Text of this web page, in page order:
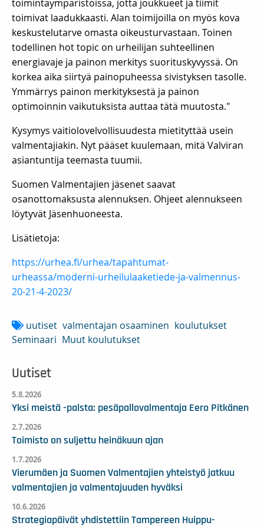
toimintaympäristöissä, jotta joukkueet ja tiimit
toimivat laadukkaasti. Alan toimijoilla on myös kova
keskustelutarve omasta oikeusturvastaan. Toinen
todellinen hot topic on urheilijan suhteellinen
energiavaje ja painon merkitys suorituskyvyssä. On
korkea aika siirtyä painopuheessa sivistyksen tasolle.
Ymmärrys painon merkityksestä ja painon
optimoinnin vaikutuksista auttaa tätä muutosta."
Kysymys vaitiolovelvollisuudesta mietityttää usein
valmentajiakin. Nyt pääset kuulemaan, mitä Valviran
asiantuntija teemasta tuumii.
Suomen Valmentajien jäsenet saavat
osanottomaksusta alennuksen. Ohjeet alennukseen
löytyvät Jäsenhuoneesta.
Lisätietoja:
https://urhea.fi/urhea/tapahtumat-
urheassa/moderni-urheilulaaketiede-ja-valmennus-
20-21-4-2023/
uutiset valmentajan osaaminen koulutukset
Seminaari Muut koulutukset
Uutiset
5.8.2026
Yksi meistä -palsta: pesäpallovalmentaja Eero Pitkänen
2.7.2026
Toimisto on suljettu heinäkuun ajan
1.7.2026
Vierumäen ja Suomen Valmentajien yhteistyö jatkuu
valmentajien ja valmentajuuden hyväksi
10.6.2026
Strategiapäivät yhdistettiin Tampereen Huippu-